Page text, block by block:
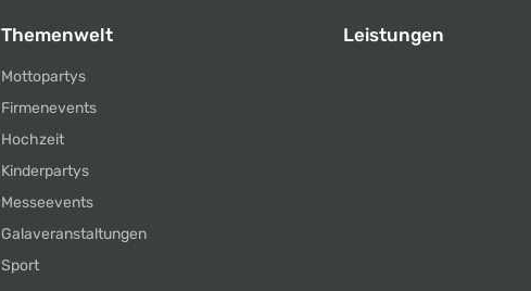
Themenwelt
Mottopartys
Firmenevents
Hochzeit
Kinderpartys
Messeevents
Galaveranstaltungen
Sport
Leistungen